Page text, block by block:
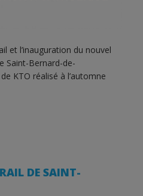
et l’inauguration du nouvel
Saint-Bernard-de-
KTO réalisé à l’automne
DE SAINT-